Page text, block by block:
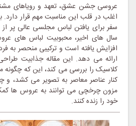
عروسی جشن عشق، تعهد و رویاهای
اغلب در قلب این مناسبت مهم قرار
سفر برای یافتن لباس مجلسی عالی پر
سال های اخیر، محبوبیت لباس های
افزایش یافته است و ترکیبی منحصر به فرد
ارائه می دهد. این مقاله جذابیت
کلاسیک را بررسی می کند، این که چگونه
کنار عناصر معاصر به تصویر می کشد، و
مزون چرخچی می توانند به عروس ها
خود را زنده کنند.